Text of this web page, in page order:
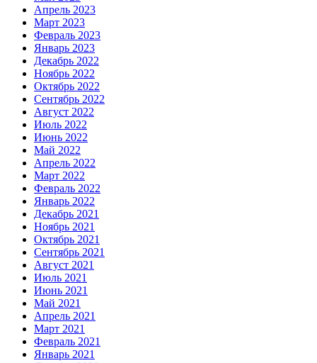
Апрель 2023
Март 2023
Февраль 2023
Январь 2023
Декабрь 2022
Ноябрь 2022
Октябрь 2022
Сентябрь 2022
Август 2022
Июль 2022
Июнь 2022
Май 2022
Апрель 2022
Март 2022
Февраль 2022
Январь 2022
Декабрь 2021
Ноябрь 2021
Октябрь 2021
Сентябрь 2021
Август 2021
Июль 2021
Июнь 2021
Май 2021
Апрель 2021
Март 2021
Февраль 2021
Январь 2021